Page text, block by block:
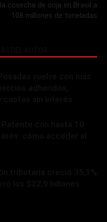
la cosecha de soja en Brasil a
108 millones de toneladas